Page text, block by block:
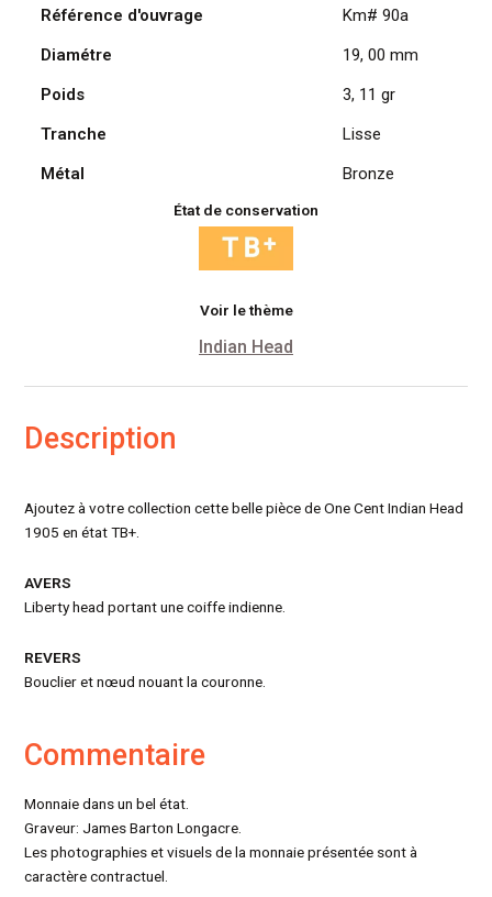
Référence d'ouvrage
Km# 90a
Diamétre
19, 00 mm
Poids
3, 11 gr
Tranche
Lisse
Métal
Bronze
État de conservation
Voir le thème
Indian Head
Description
Ajoutez à votre collection cette belle pièce de One Cent Indian Head
1905 en état TB+.
AVERS
Liberty head portant une coiffe indienne.
REVERS
Bouclier et nœud nouant la couronne.
Commentaire
Monnaie dans un bel état.
Graveur: James Barton Longacre.
Les photographies et visuels de la monnaie présentée sont à
caractère contractuel.